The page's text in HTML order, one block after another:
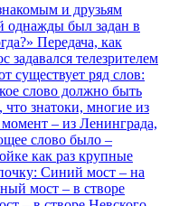
и друзьям
однажды был задан в
Передача, как
задавался телезрителем
существует ряд слов:
слово должно быть
знатоки, многие из
– из Ленинграда,
слово было –
как раз крупные
Синий мост – на
мост – в створе